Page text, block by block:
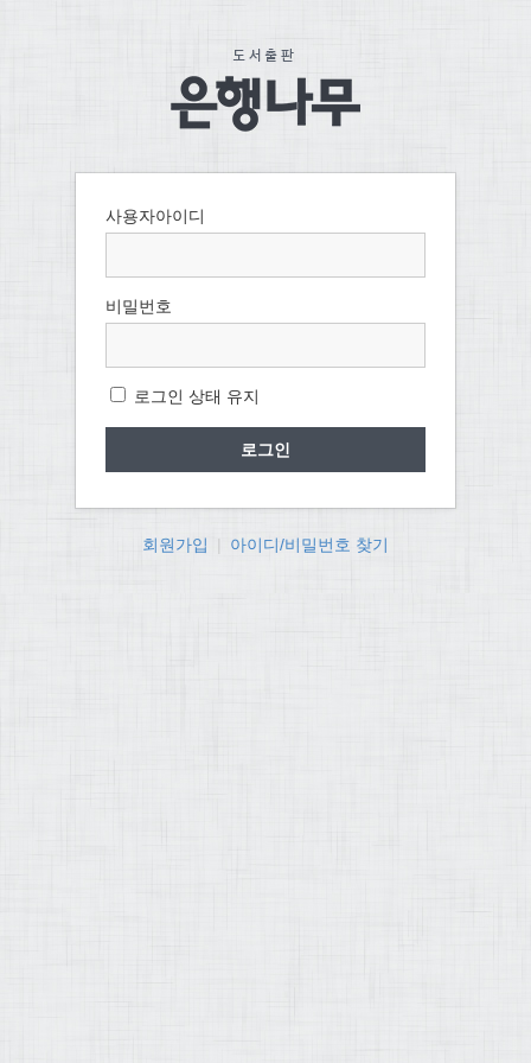
사용자아이디
비밀번호
로그인 상태 유지
회원가입 아이디/비밀번호 찾기